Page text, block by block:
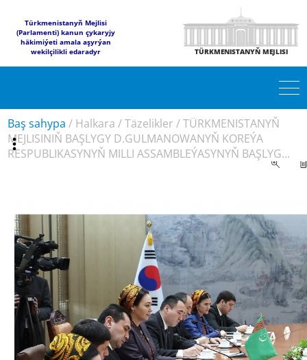
Türkmenistanyň Mejlisi
(Parlamenti) kanun çykaryjy
häkimiýeti amala aşyrýan
wekilçilikli edaradyr
TÜRKMENISTANYŇ MEJLISI
Baş sahypa / Halkara /Täzelikler /TÜRKMENISTANYŇ
MEJLISINIŇ BAŞLYGY D.GULMANOWANYŇ KOREÝA
RESPUBLIKASYNYŇ MILLI ASSAMBLEÝASYNYŇ BAŞLYG...